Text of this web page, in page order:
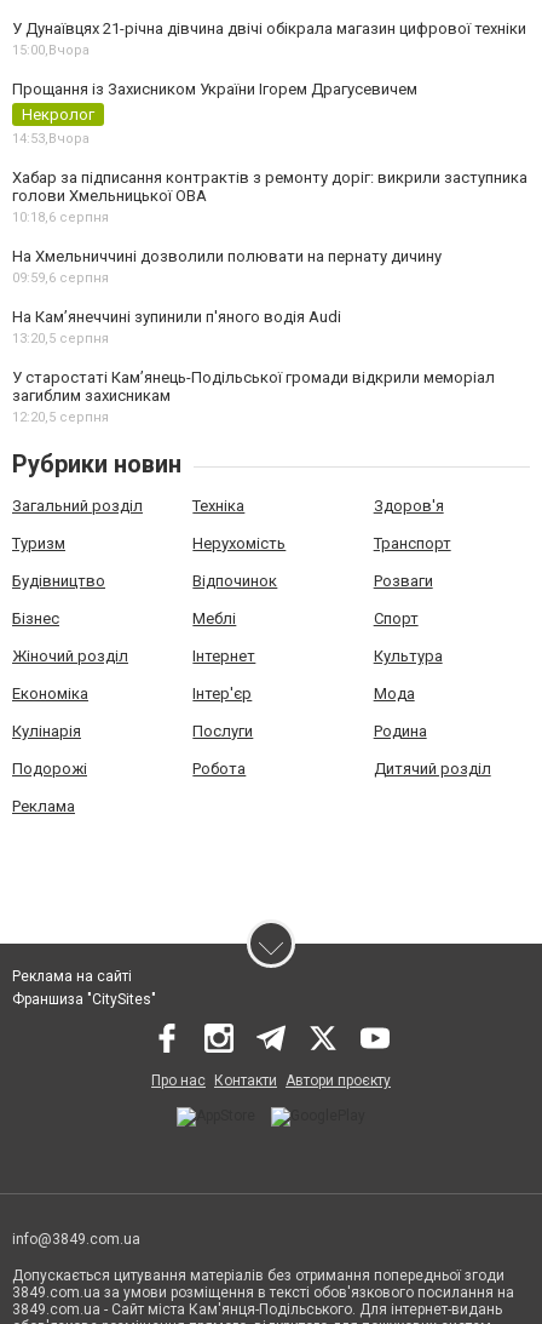
У Дунаївцях 21-річна дівчина двічі обікрала магазин цифрової техніки
15:00, Вчора
Прощання із Захисником України Ігорем Драгусевичем
Некролог
14:53, Вчора
Хабар за підписання контрактів з ремонту доріг: викрили заступника
голови Хмельницької ОВА
10:18,6 серпня
На Хмельниччині дозволили полювати на пернату дичину
09:59,6 серпня
На Камʼянеччині зупинили п'яного водія Audi
13:20,5 серпня
У старостаті Кам’янець-Подільської громади відкрили меморіал
загиблим захисникам
12:20,5 серпня
Рубрики новин
Загальний розділ Техніка Здоров'я
Туризм Нерухомість Транспорт
Будівництво Відпочинок Розваги
Бізнес Меблі Спорт
Жіночий розділ Інтернет Культура
Економіка Інтер'єр Мода
Кулінарія Послуги Родина
Подорожі Робота Дитячий розділ
Реклама
Реклама на сайті
Франшиза "CitySites"
Про нас Контакти Автори проєкту
info@3849.com.ua
Допускається цитування матеріалів без отримання попередньої згоди
3849.com.ua за умови розміщення в тексті обов'язкового посилання на
3849.com.ua - Сайт міста Кам'янця-Подільського. Для інтернет-видань